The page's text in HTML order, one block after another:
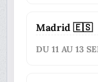
Madrid 🇪🇸
DU 11 AU 13